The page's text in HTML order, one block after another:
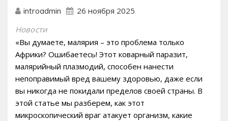
introadmin 26 ноября 2025
Новости
«Вы думаете, малярия – это проблема только
Африки? Ошибаетесь! Этот коварный паразит,
малярийный плазмодий, способен нанести
непоправимый вред вашему здоровью, даже если
вы никогда не покидали пределов своей страны. В
этой статье мы разберем, как этот
микроскопический враг атакует организм, какие